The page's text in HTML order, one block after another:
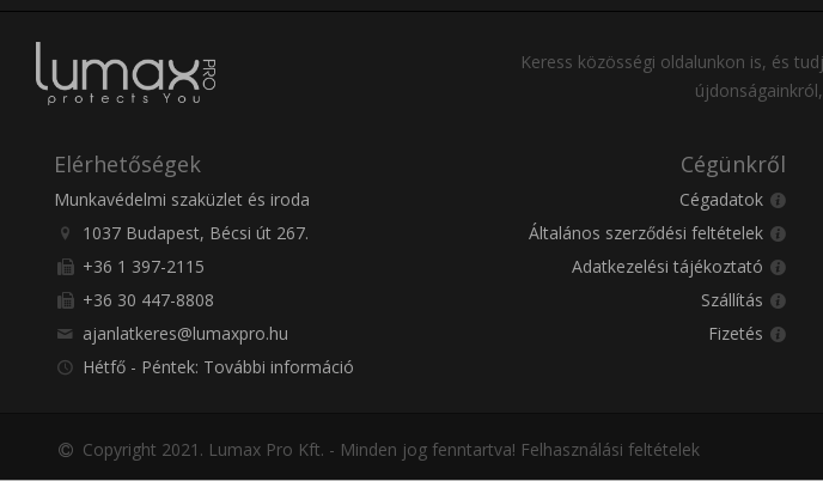
Keress közösségi oldalunkon is, és
Elérhetőségek
Munkavédelmi szaküzlet és iroda
1037 Budapest, Bécsi út 267.
+36 1 397-2115
+36 30 447-8808
ajanlatkeres@lumaxpro.hu
Hétfő - Péntek: További információ
Cégünkről
Cégadatok
Általános szerződési feltételek
Adatkezelési tájékoztató
Szállítás
Fizetés
Copyright 2021. Lumax Pro Kft. - Minden jog fenntartva! Felhasználási feltételek